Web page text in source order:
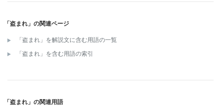
「盗まれ」の関連ページ
「盗まれ」を解説文に含む用語の一覧
「盗まれ」を含む用語の索引
「盗まれ」の関連用語